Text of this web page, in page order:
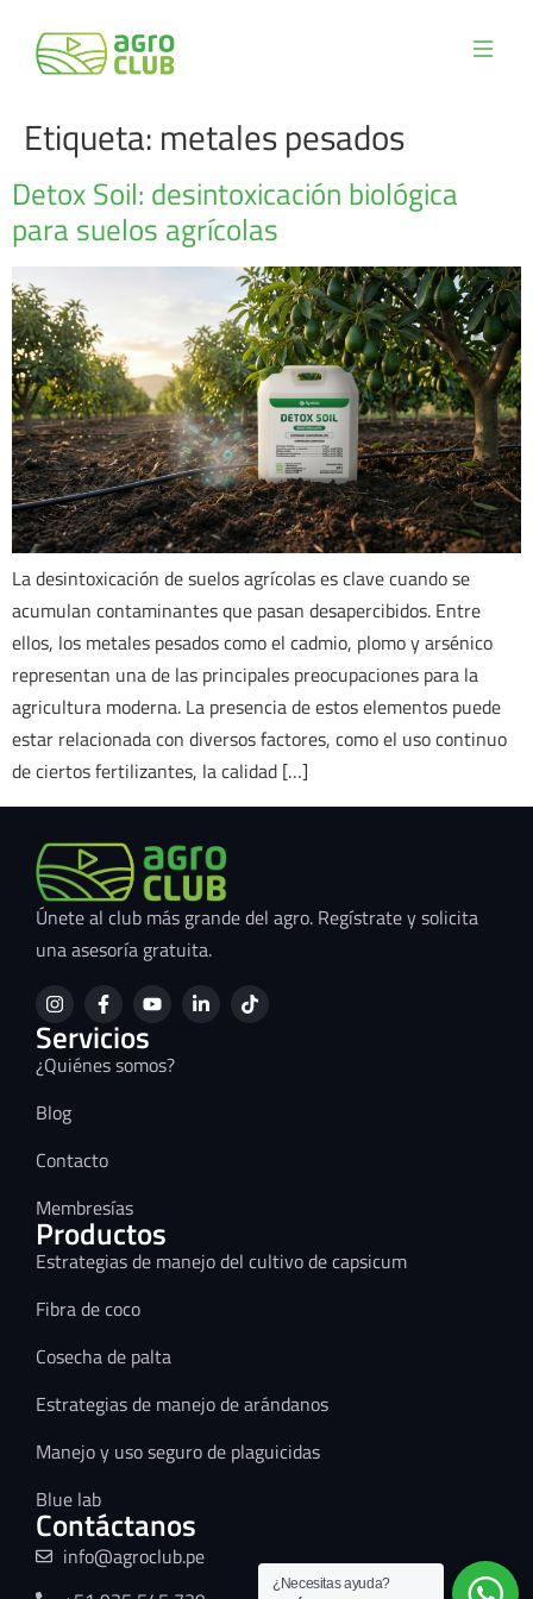
Etiqueta: metales pesados
Detox Soil: desintoxicación biológica
para suelos agrícolas
La desintoxicación de suelos agrícolas es clave cuando se
acumulan contaminantes que pasan desapercibidos. Entre
ellos, los metales pesados como el cadmio, plomo y arsénico
representan una de las principales preocupaciones para la
agricultura moderna. La presencia de estos elementos puede
estar relacionada con diversos factores, como el uso continuo
de ciertos fertilizantes, la calidad […]
Únete al club más grande del agro. Regístrate y solicita
una asesoría gratuita.
Servicios
¿Quiénes somos?
Blog
Contacto
Membresías
Productos
Estrategias de manejo del cultivo de capsicum
Fibra de coco
Cosecha de palta
Estrategias de manejo de arándanos
Manejo y uso seguro de plaguicidas
Blue lab
Contáctanos
info@agroclub.pe
¿Necesitas ayuda?